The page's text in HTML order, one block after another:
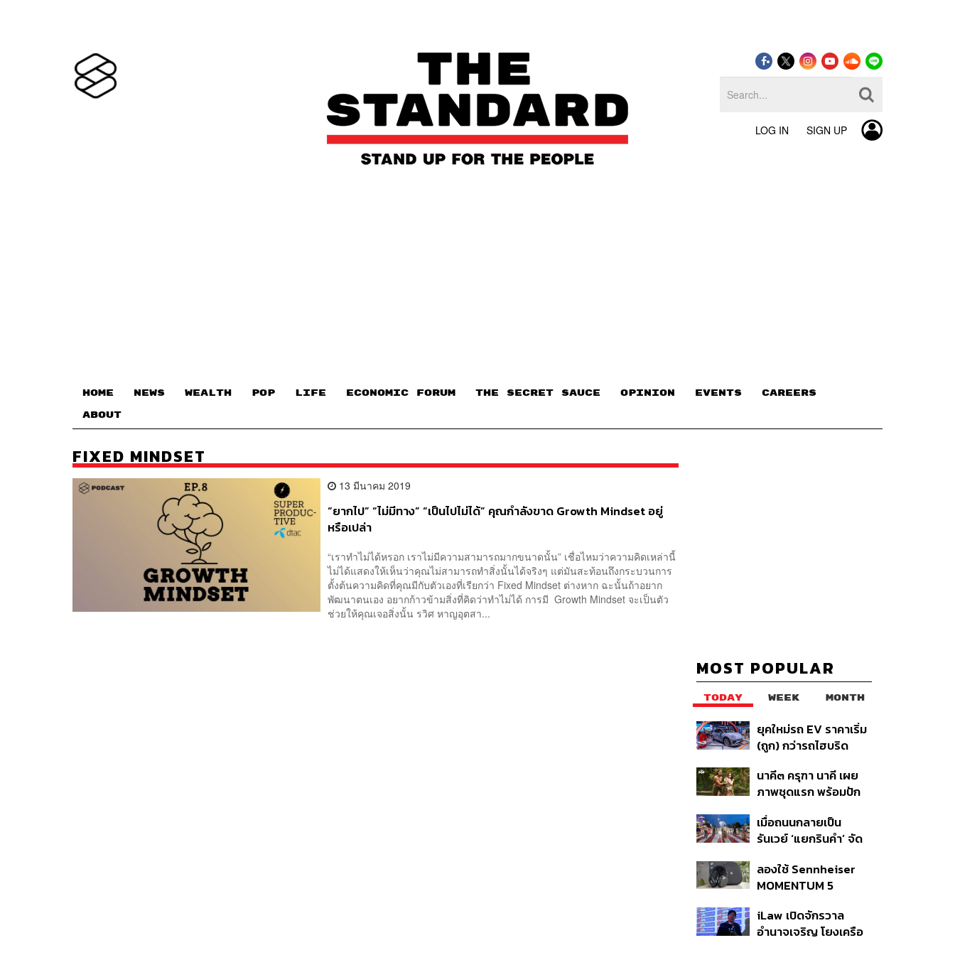
LOG IN SIGN UP
HOME NEWS WEALTH POP LIFE ECONOMIC FORUM THE SECRET SAUCE​ OPINION EVENTS CAREERS
ABOUT
FIXED MINDSET
13 มีนาคม 2019
“ยากไป” “ไม่มีทาง” “เป็นไปไม่ได้” คุณกำลังขาด Growth Mindset อยู่
หรือเปล่า
“เราทำไม่ได้หรอก เราไม่มีความสามารถมากขนาดนั้น” เชื่อไหมว่าความคิดเหล่านี้
ไม่ได้แสดงให้เห็นว่าคุณไม่สามารถทำสิ่งนั้นได้จริงๆ แต่มันสะท้อนถึงกระบวนการ
ตั้งต้นความคิดที่คุณมีกับตัวเองที่เรียกว่า Fixed Mindset ต่างหาก ฉะนั้นถ้าอยาก
พัฒนาตนเอง อยากก้าวข้ามสิ่งที่คิดว่าทำไม่ได้ การมี Growth Mindset จะเป็นตัว
ช่วยให้คุณเจอสิ่งนั้น รวิศ หาญอุตสา...
MOST POPULAR
TODAY WEEK MONTH
ยุคใหม่รถ EV ราคาเริ่ม
(ถูก) กว่ารถไฮบริด
ลง - จีนแห่บุกตลาดเกิด
ใหม่
นาคี๓ ครุฑา นาคี เผย
ภาพชุดแรก พร้อมปัก
เมื่อถนนกลายเป็น
รันเวย์ ‘แยกรินคำ’ จัด
COUTURE กลางสาย
ฝน
ลองใช้ Sennheiser
MOMENTUM 5
บาท ที่ให้ผู้ใช้ถอด
เปลี่ยนแบตเองได้ ก่อน
iLaw เปิดจักรวาล
อำนาจเจริญ โยงเครือ